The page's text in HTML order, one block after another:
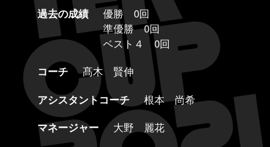
過去の成績
優勝 0回
準優勝 0回
ベスト４ 0回
コーチ
髙木 賢伸
アシスタントコーチ
根本 尚希
マネージャー
大野 麗花